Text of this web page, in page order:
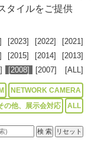
タイルをご提供
[2023] [2022]
[2021]
[2015] [2014]
[2013]
[2008] [2007] [ALL]
NETWORK CAMERA
の他、展示会対応 ALL